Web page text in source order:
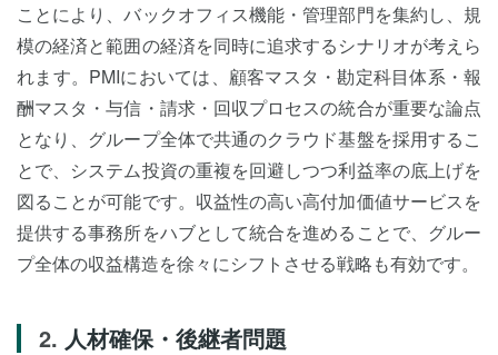
ことにより、バックオフィス機能・管理部門を集約し、規
模の経済と範囲の経済を同時に追求するシナリオが考えら
れます。PMIにおいては、顧客マスタ・勘定科目体系・報
酬マスタ・与信・請求・回収プロセスの統合が重要な論点
となり、グループ全体で共通のクラウド基盤を採用するこ
とで、システム投資の重複を回避しつつ利益率の底上げを
図ることが可能です。収益性の高い高付加価値サービスを
提供する事務所をハブとして統合を進めることで、グルー
プ全体の収益構造を徐々にシフトさせる戦略も有効です。
人材確保・後継者問題